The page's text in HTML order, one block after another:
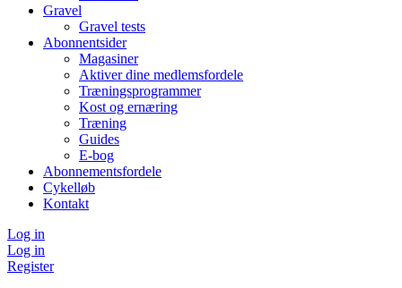
Gravel
Gravel tests
Abonnentsider
Magasiner
Aktiver dine medlemsfordele
Træningsprogrammer
Kost og ernæring
Træning
Guides
E-bog
Abonnementsfordele
Cykelløb
Kontakt
Log in
Log in
Register